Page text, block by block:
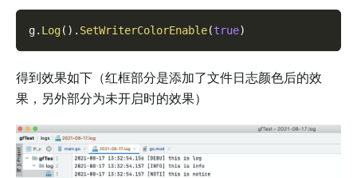
g. Log( ) . SetWriterColorEnable(true)
得到效果如下（红框部分是添加了文件日志颜色后的效
果，另外部分为未开启时的效果）